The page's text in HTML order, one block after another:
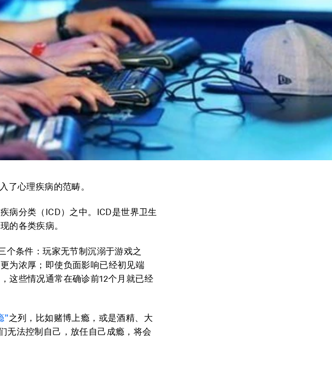
了心理疾病的范畴。
病分类（ICD）之中。ICD是世界卫生
的各类疾病。
个条件：玩家无节制沉溺于游戏之
为浓厚；即使负面影响已经初见端
这些情况通常在确诊前12个月就已经
”之列，比如赌博上瘾，或是酒精、大
法控制自己，放任自己成瘾，将会